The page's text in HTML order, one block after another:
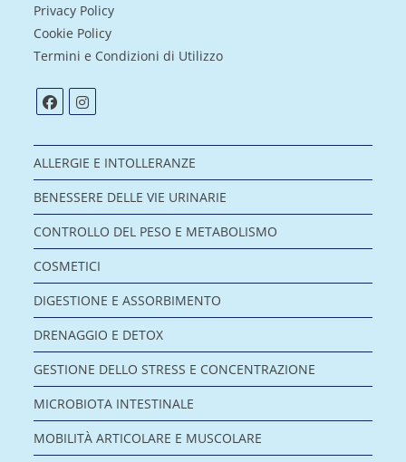
Privacy Policy
Cookie Policy
Termini e Condizioni di Utilizzo
ALLERGIE E INTOLLERANZE
BENESSERE DELLE VIE URINARIE
CONTROLLO DEL PESO E METABOLISMO
COSMETICI
DIGESTIONE E ASSORBIMENTO
DRENAGGIO E DETOX
GESTIONE DELLO STRESS E CONCENTRAZIONE
MICROBIOTA INTESTINALE
MOBILITÀ ARTICOLARE E MUSCOLARE